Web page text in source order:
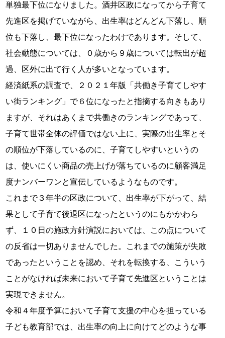
単独最下位になりました。酒井区政になってから子育て
先進区を掲げていながら、出生率はどんどん下落し、順
位も下落し、最下位になったわけであります。そして、
社会動態については、０歳から９歳については転出が超
過、区外に出て行く人が多いとなっています。
経済紙系の調査で、２０２１年版「共働き子育てしやす
い街ランキング」で６位になったと指摘する向きもあり
ますが、それはあくまで共働きのランキングであって、
子育て世帯全体の評価ではない上に、実際の出生率とそ
の順位が下落しているのに、子育てしやすいというの
は、使いにくい商品の売上げが落ちているのに顧客満足
度ナンバーワンと宣伝しているようなものです。
これまで３年半の区政について、出生率が下がって、結
果として子育て後退区になったというのにもかかわら
ず、１０日の施政方針演説においては、この点について
の反省は一切ありませんでした。これまでの施策が失敗
であったということを認め、それを転換する、こういう
ことがなければ未来において子育て先進区ということは
実現できません。
令和４年度予算において子育て支援の中心を担っている
子ども教育部では、出生率の向上に向けてどのような事